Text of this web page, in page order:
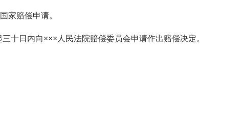
家赔偿申请。
十日内向×××人民法院赔偿委员会申请作出赔偿决定。